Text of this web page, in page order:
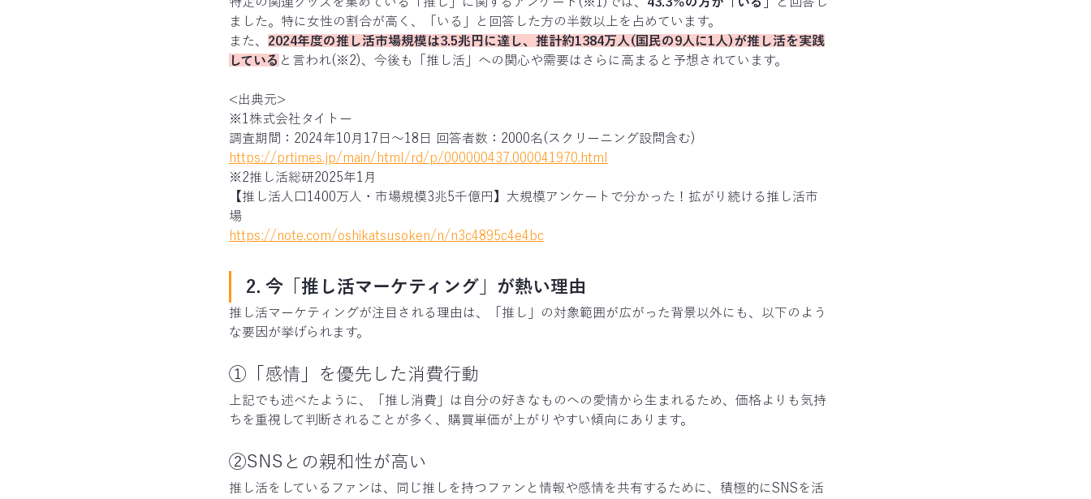
ました。特に女性の割合が高く、「いる」と回答した方の半数以上を占めています。
また、 2024年度の推し活市場規模は3.5兆円に達し、推計約1384万人(国民の9人に1人)が推し活を実践
している と言われ(※2)、今後も「推し活」への関心や需要はさらに高まると予想されています。
<出典元>
※1株式会社タイトー
調査期間：2024年10月17日～18日 回答者数：2000名(スクリーニング設問含む)
https://prtimes.jp/main/html/rd/p/000000437.000041970.html
※2推し活総研2025年1月
【推し活人口1400万人・市場規模3兆5千億円】大規模アンケートで分かった！拡がり続ける推し活市
場
https://note.com/oshikatsusoken/n/n3c4895c4e4bc
2. 今「推し活マーケティング」が熱い理由
推し活マーケティングが注目される理由は、「推し」の対象範囲が広がった背景以外にも、以下のよう
な要因が挙げられます。
①「感情」を優先した消費行動
上記でも述べたように、「推し消費」は自分の好きなものへの愛情から生まれるため、価格よりも気持
ちを重視して判断されることが多く、購買単価が上がりやすい傾向にあります。
②SNSとの親和性が高い
推し活をしているファンは、同じ推しを持つファンと情報や感情を共有するために、積極的にSNSを活